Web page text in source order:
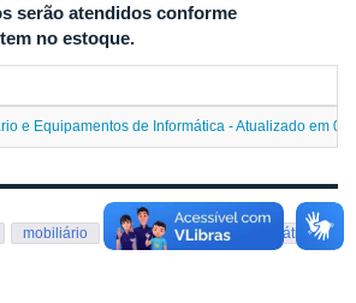
serão atendidos conforme
no estoque.
e Equipamentos de Informática - Atualizado em
mobiliário equipamentos informática